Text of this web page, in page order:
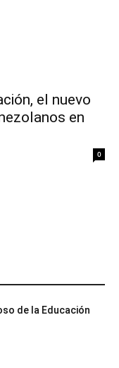
el nuevo
en
0
de la Educación